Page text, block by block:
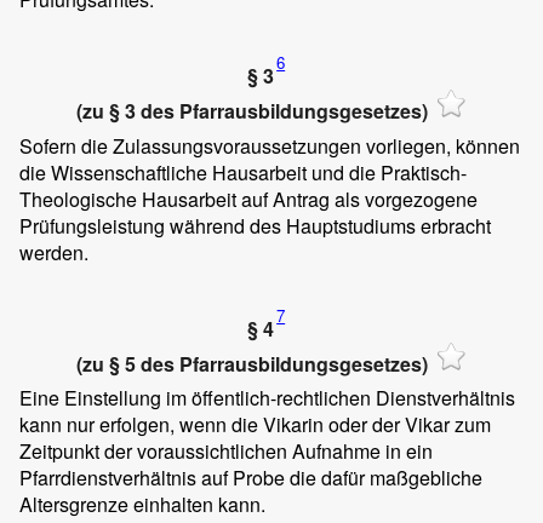
§ 36
(zu § 3 des Pfarrausbildungsgesetzes)
Sofern die Zulassungsvoraussetzungen vorliegen, können
die Wissenschaftliche Hausarbeit und die Praktisch-
Theologische Hausarbeit auf Antrag als vorgezogene
Prüfungsleistung während des Hauptstudiums erbracht
werden.
§ 47
(zu § 5 des Pfarrausbildungsgesetzes)
Eine Einstellung im öffentlich-rechtlichen Dienstverhältnis
kann nur erfolgen, wenn die Vikarin oder der Vikar zum
Zeitpunkt der voraussichtlichen Aufnahme in ein
Pfarrdienstverhältnis auf Probe die dafür maßgebliche
Altersgrenze einhalten kann.